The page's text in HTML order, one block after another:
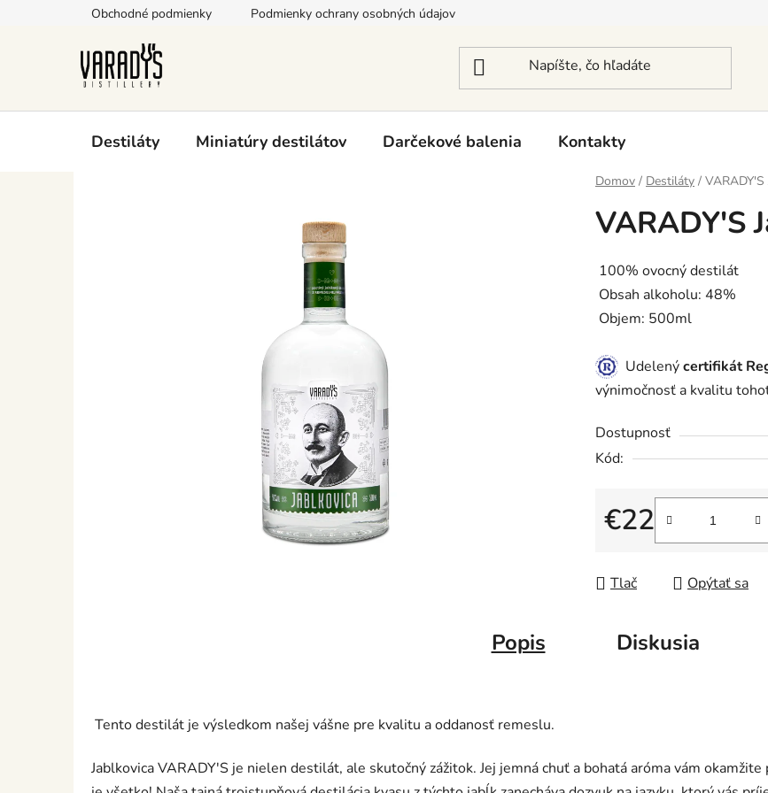
Obchodné podmienky Podmienky ochrany osobných údajov
Destiláty Miniatúry destilátov Darčekové balenia Kontakty
Domov / Destiláty /
VARADY'S
100% ovocný destilát
Obsah alkoholu: 48%
Objem: 500ml
Udelenýcertifikát
výnimočnosť a kvalitu
Dostupnosť
Kód:
€22
Jednotková cena:
Tlač Opýtať sa
Popis Diskusia
Tento destilát je výsledkom našej vášne pre kvalitu a oddanosť remeslu.
Jablkovica VARADY'S je nielen destilát, ale skutočný zážitok. Jej jemná chuť a bohatá aróma vám